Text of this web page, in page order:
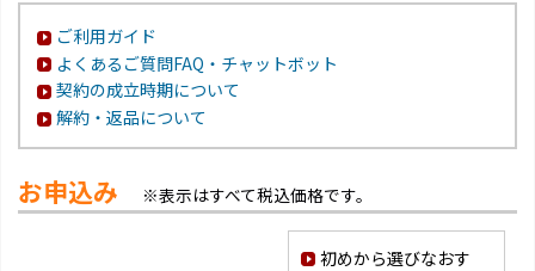
ご利用ガイド
よくあるご質問FAQ・チャットボット
契約の成立時期について
解約・返品について
お申込み ※表示はすべて税込価格です。
初めから選びなおす